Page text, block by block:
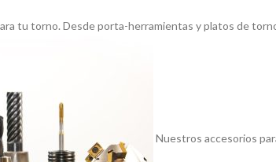
tu torno. Desde porta-herramientas y platos de
Nuestros accesorios